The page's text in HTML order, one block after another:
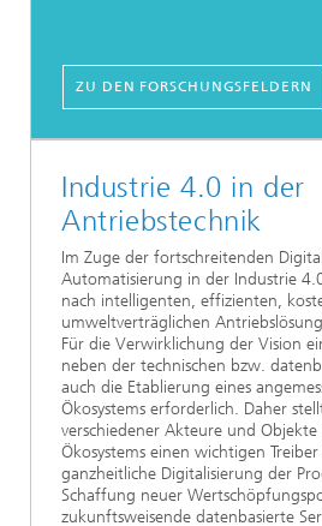
ZU DEN FORSCHUNGSFELDERN
Industrie 4.0 in der
Antriebstechnik
Im Zuge der fortschreitenden
Automatisierung in der Industrie
nach intelligenten, effizienten,
umweltverträglichen
Für die Verwirklichung der Vision
neben der technischen bzw.
auch die Etablierung eines
Ökosystems erforderlich. Daher
verschiedener Akteure und
Ökosystems einen wichtigen
ganzheitliche Digitalisierung der
Schaffung neuer
zukunftsweisende datenbasierte